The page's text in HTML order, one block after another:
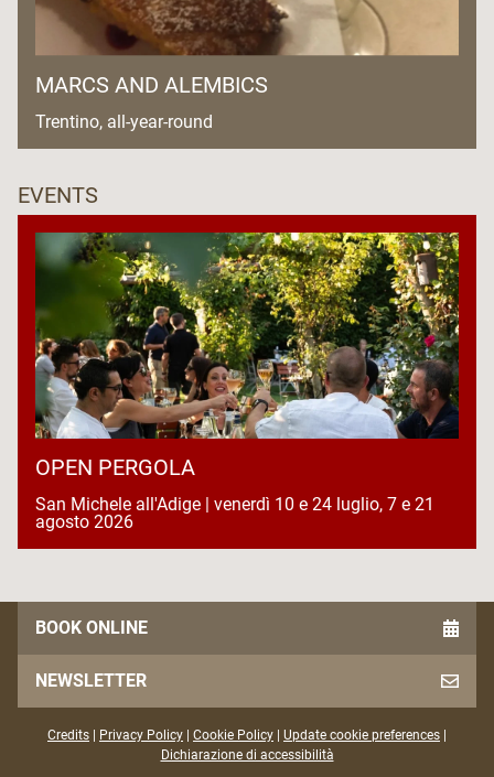
MARCS AND ALEMBICS
Trentino, all-year-round
EVENTS
OPEN PERGOLA
San Michele all'Adige | venerdì 10 e 24 luglio, 7 e 21
agosto 2026
BOOK ONLINE
NEWSLETTER
Credits Privacy Policy Cookie Policy Update cookie preferences
Dichiarazione di accessibilità